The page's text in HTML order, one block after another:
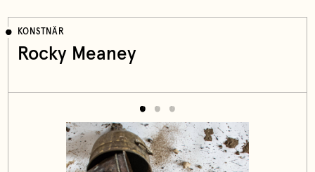
KONSTNÄR
Rocky Meaney